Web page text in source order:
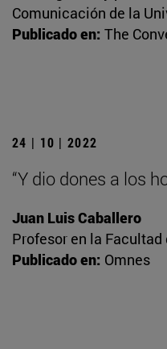
Comunicación de la
Publicado en: The
24 | 10 | 2022
“Y dio dones a los
Juan Luis Caballero
Profesor en la Facultad
Publicado en: Omnes